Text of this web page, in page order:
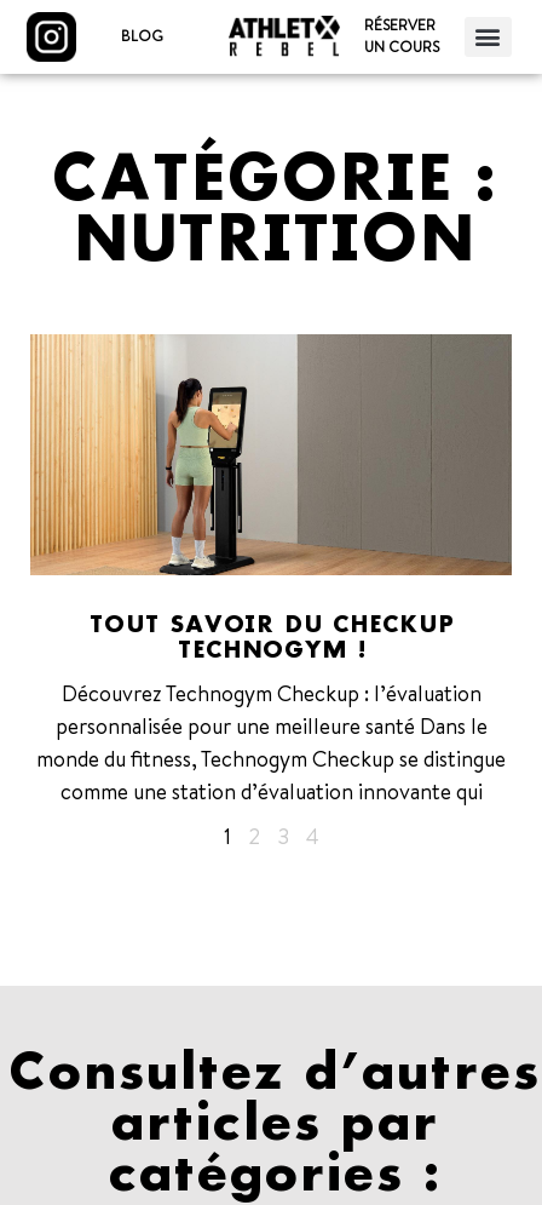
BLOG
RÉSERVER
UN COURS
CATÉGORIE :
NUTRITION
TOUT SAVOIR DU CHECKUP
TECHNOGYM !
Découvrez Technogym Checkup : l’évaluation
personnalisée pour une meilleure santé Dans le
monde du fitness, Technogym Checkup se distingue
comme une station d’évaluation innovante qui
1
2 3 4
Consultez d’autres
articles par
catégories :